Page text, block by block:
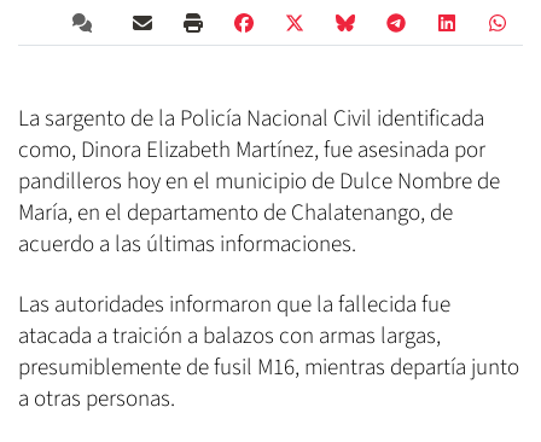
La sargento de la Policía Nacional Civil identificada
como, Dinora Elizabeth Martínez, fue asesinada por
pandilleros hoy en el municipio de Dulce Nombre de
María, en el departamento de Chalatenango, de
acuerdo a las últimas informaciones.
Las autoridades informaron que la fallecida fue
atacada a traición a balazos con armas largas,
presumiblemente de fusil M16, mientras departía junto
a otras personas.